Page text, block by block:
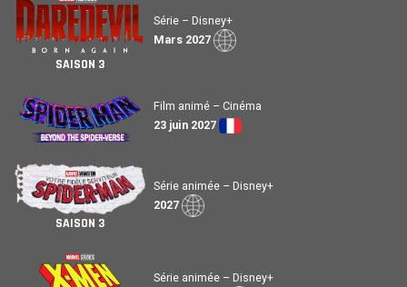
SAISON 3
Série – Disney+
Mars 2027
Film animé – Cinéma
23 juin 2027
SAISON 3
Série animée – Disney+
2027
Série animée – Disney+